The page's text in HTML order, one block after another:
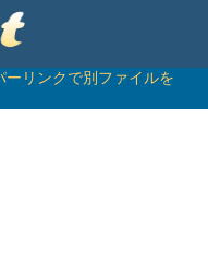
ーリンクで別ファイルを